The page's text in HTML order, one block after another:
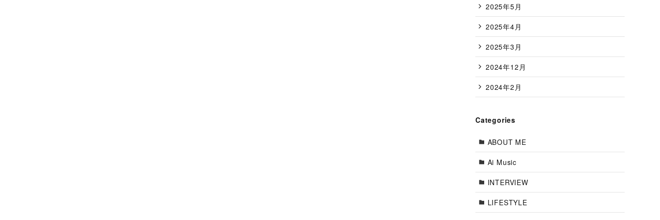
2025年5月
2025年4月
2025年3月
2024年12月
2024年2月
Categories
ABOUT ME
Ai Music
INTERVIEW
LIFESTYLE